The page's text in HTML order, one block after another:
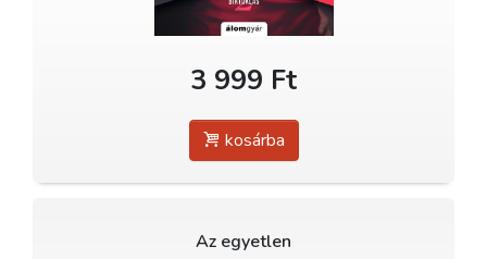
3 999 Ft
kosárba
Az egyetlen